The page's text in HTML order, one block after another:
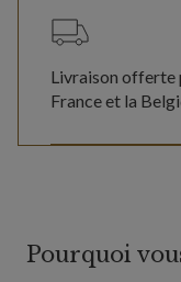
Livraison offerte
France et la
Pourquoi